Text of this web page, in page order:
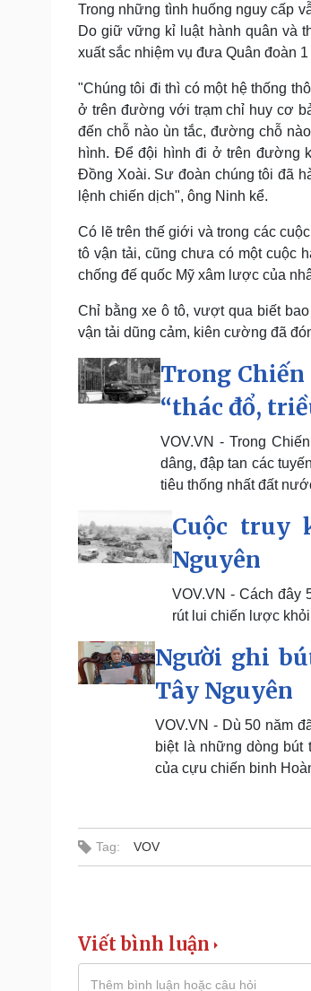
Trong những tình huống nguy cấp
Do giữ vững kỉ luật hành quân và
xuất sắc nhiệm vụ đưa Quân đoàn
"Chúng tôi đi thì có một hệ thống
ở trên đường với trạm chỉ huy cơ
đến chỗ nào ùn tắc, đường chỗ
hình. Để đội hình đi ở trên đường
Đồng Xoài. Sư đoàn chúng tôi đã
lệnh chiến dịch", ông Ninh kể.
Có lẽ trên thế giới và trong các
tô vận tải, cũng chưa có một cuộc
chống đế quốc Mỹ xâm lược của
Chỉ bằng xe ô tô, vượt qua biết
vận tải dũng cảm, kiên cường đã
Trong
“thác đổ,
VOV.VN - Trong
dâng, đập tan các
tiêu thống nhất đất
Cuộc truy
Nguyên
VOV.VN - Cách đây
rút lui chiến lược
Người ghi
Tây Nguyên
VOV.VN - Dù 50 năm
biệt là những dòng bút
của cựu chiến binh
Tag: VOV
Viết bình luận